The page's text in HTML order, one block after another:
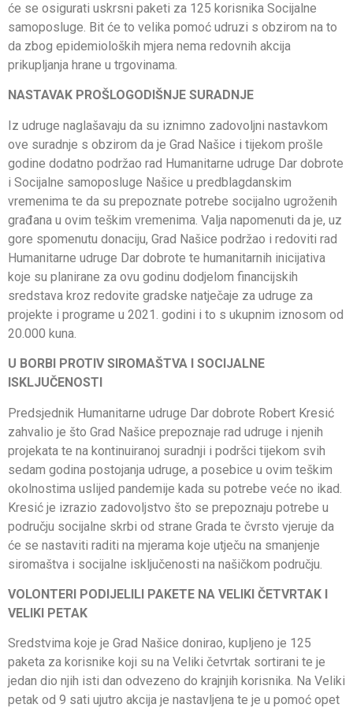
će se osigurati uskrsni paketi za 125 korisnika Socijalne
samoposluge. Bit će to velika pomoć udruzi s obzirom na to
da zbog epidemioloških mjera nema redovnih akcija
prikupljanja hrane u trgovinama.
NASTAVAK PROŠLOGODIŠNJE SURADNJE
Iz udruge naglašavaju da su iznimno zadovoljni nastavkom
ove suradnje s obzirom da je Grad Našice i tijekom prošle
godine dodatno podržao rad Humanitarne udruge Dar dobrote
i Socijalne samoposluge Našice u predblagdanskim
vremenima te da su prepoznate potrebe socijalno ugroženih
građana u ovim teškim vremenima. Valja napomenuti da je, uz
gore spomenutu donaciju, Grad Našice podržao i redoviti rad
Humanitarne udruge Dar dobrote te humanitarnih inicijativa
koje su planirane za ovu godinu dodjelom financijskih
sredstava kroz redovite gradske natječaje za udruge za
projekte i programe u 2021. godini i to s ukupnim iznosom od
20.000 kuna.
U BORBI PROTIV SIROMAŠTVA I SOCIJALNE
ISKLJUČENOSTI
Predsjednik Humanitarne udruge Dar dobrote Robert Kresić
zahvalio je što Grad Našice prepoznaje rad udruge i njenih
projekata te na kontinuiranoj suradnji i podršci tijekom svih
sedam godina postojanja udruge, a posebice u ovim teškim
okolnostima uslijed pandemije kada su potrebe veće no ikad.
Kresić je izrazio zadovoljstvo što se prepoznaju potrebe u
području socijalne skrbi od strane Grada te čvrsto vjeruje da
će se nastaviti raditi na mjerama koje utječu na smanjenje
siromaštva i socijalne isključenosti na našičkom području.
VOLONTERI PODIJELILI PAKETE NA VELIKI ČETVRTAK I
VELIKI PETAK
Sredstvima koje je Grad Našice donirao, kupljeno je 125
paketa za korisnike koji su na Veliki četvrtak sortirani te je
jedan dio njih isti dan odvezeno do krajnjih korisnika. Na Veliki
petak od 9 sati ujutro akcija je nastavljena te je u pomoć opet